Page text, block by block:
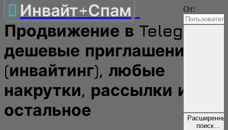
От:
поиск…
Инвайт+Спам
Продвижение в Telegram:
дешевые приглашения
(инвайтинг), любые
накрутки, рассылки и
остальное